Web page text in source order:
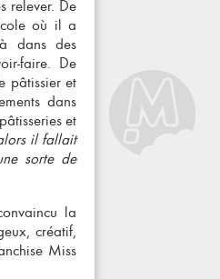
relever. De
où il a
dans des
faire. De
pâtissier et
dans
et
il fallait
sorte de
la
créatif,
Miss